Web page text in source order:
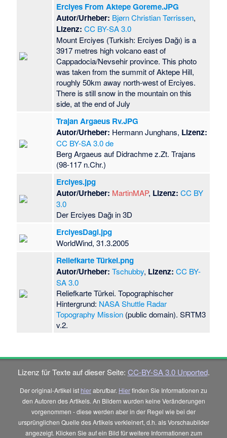
Erciyes From Aktepe Goreme.JPG
Autor/Urheber: Bjørn Christian Tørrissen,
Lizenz: CC BY-SA 3.0
Mount Erciyes (Turkish: Erciyes Dağı) is a
3917 metres high volcano east of
Cappadocia/Nevsehir province. This photo
was taken from the summit of Aktepe Hill,
roughly 50km away north-west of Erciyes.
There is still snow in the mountain on this
side, at the end of July
Trajan Argaeus Rv.JPG
Autor/Urheber: Hermann Junghans, Lizenz:
CC BY-SA 3.0 de
Berg Argaeus auf Didrachme z.Zt. Trajans
(98-117 n.Chr.)
Erciyes.jpg
Autor/Urheber: MartinMAP, Lizenz: CC BY
3.0
Der Erciyes Dağı in 3D
ErciyesDagi.jpg
WorldWind, 31.3.2005
Reliefkarte Türkei.png
Autor/Urheber: Tschubby, Lizenz: CC BY-
SA 3.0
Reliefkarte Türkei. Topographischer
Hintergrund: NASA Shuttle Radar
Topography Mission (public domain). SRTM3
v.2.
Lizenz für Texte auf dieser Seite: CC-BY-SA 3.0 Unported.
Der original-Artikel ist hierabrufbar. Hierfinden Sie Informationen zu
den Autoren des Artikels. An Bildern wurden keine Veränderungen
vorgenommen - diese werden aber in der Regel wie bei der
ursprünglichen Quelle des Artikels verkleinert, d.h. als Vorschaubilder
angezeigt. Klicken Sie auf ein Bild für weitere Informationen zum